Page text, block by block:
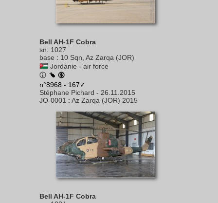
Bell AH-1F Cobra
sn: 1027
base : 10 Sqn, Az Zarqa (JOR)
Jordanie - air force
n°8968 - 167✓
Stéphane Pichard - 26.11.2015
JO-0001 : Az Zarqa (JOR) 2015
Bell AH-1F Cobra